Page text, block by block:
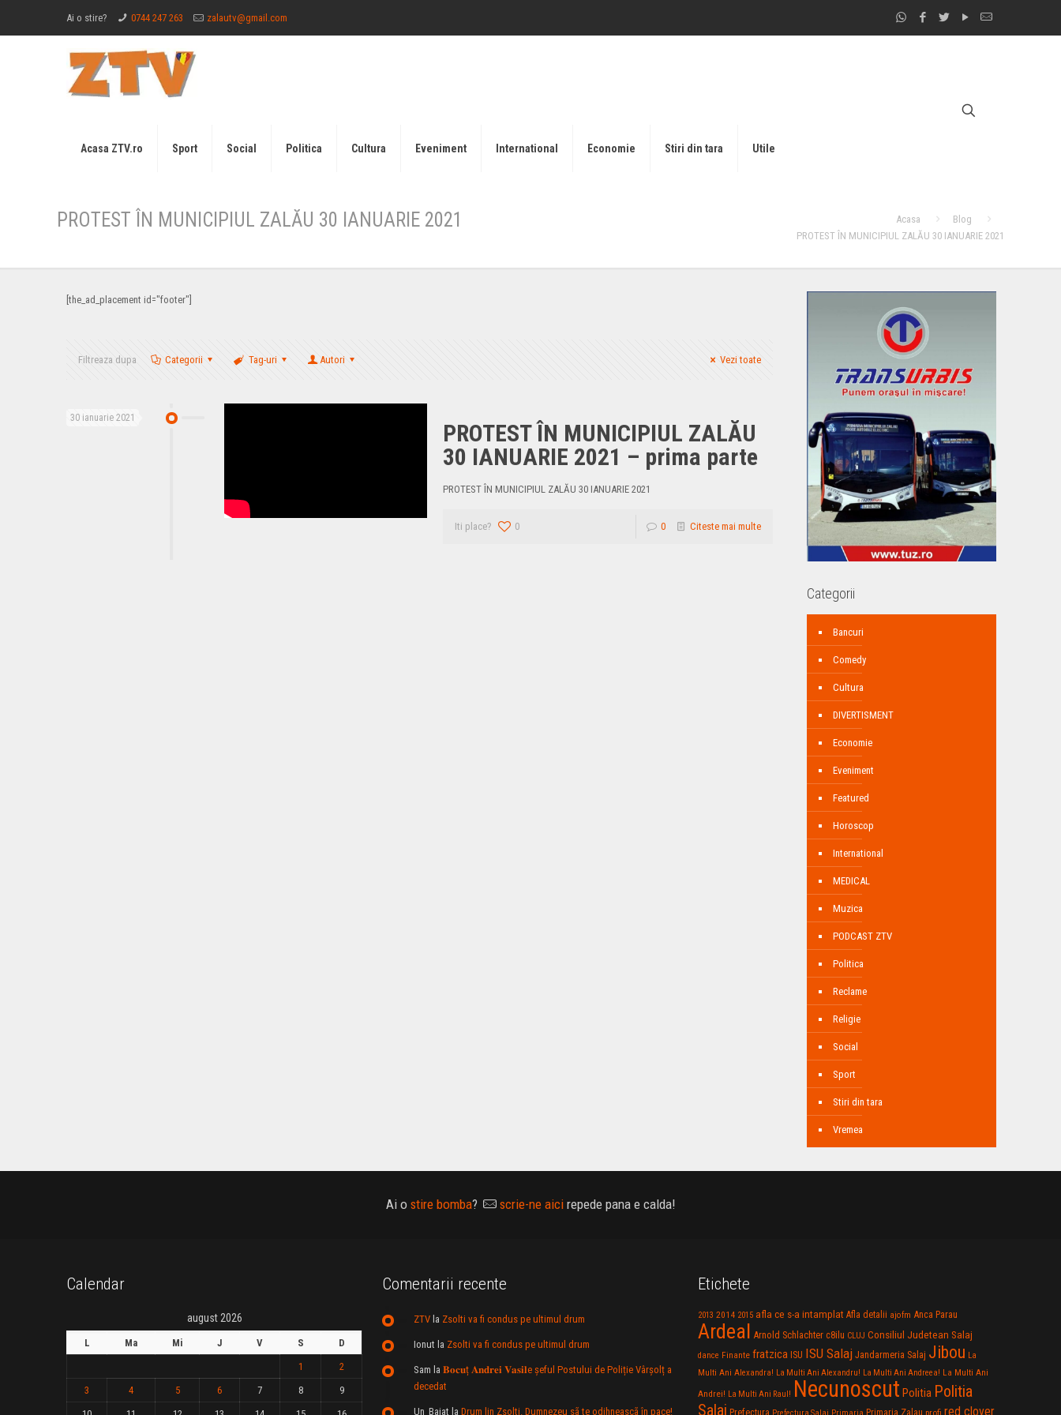
Ai o stire? 0744 247 263 zalautv@gmail.com
Acasa ZTV.ro Sport Social Politica Cultura Eveniment International Economie Stiri din tara Utile
PROTEST ÎN MUNICIPIUL ZALĂU 30 IANUARIE 2021 Acasa
Blog
PROTEST ÎN MUNICIPIUL ZALĂU 30 IANUARIE 2021
[the_ad_placement id="footer"]
Filtreaza dupa Categorii Tag-uri Autori Vezi toate
30 ianuarie 2021
PROTEST ÎN MUNICIPIUL ZALĂU
30 IANUARIE 2021 – prima parte
PROTEST ÎN MUNICIPIUL ZALĂU 30 IANUARIE 2021
Iti place? 0 0 Citeste mai multe
Categorii
Bancuri
Comedy
Cultura
DIVERTISMENT
Economie
Eveniment
Featured
Horoscop
International
MEDICAL
Muzica
PODCAST ZTV
Politica
Reclame
Religie
Social
Sport
Stiri din tara
Vremea
Ai o stire bomba? scrie-ne aicirepede pana e calda!
Calendar
august 2026
L Ma Mi J V S
D
1
2
3
4 5 6 7 8
9
Comentarii recente
ZTVla Zsolti va fi condus pe ultimul drum
Ionut la Zsolti va fi condus pe ultimul drum
Sam la 𝐁𝐨𝐜𝐮ț 𝐀𝐧𝐝𝐫𝐞𝐢 𝐕𝐚𝐬𝐢𝐥e şeful Postului de Poliție Vârșolț a
decedat
Un_Baiat la Drum lin Zsolti. Dumnezeu sã te odihneascã în pace!
Etichete
2013 2014 2015 afla ce s-a intamplat Afla detalii ajofm Anca Parau
Ardeal Arnold Schlachter c8ilu CLUJ Consiliul Judetean Salaj
dance Finante fratzica ISU ISU Salaj Jandarmeria Salaj Jibou La
Multi Ani Alexandra! La Multi Ani Alexandru! La Multi Ani Andreea! La Multi Ani
Andrei! La Multi Ani Raul! Necunoscut Politia Politia
Salaj Prefectura Primaria Zalau profi red clover